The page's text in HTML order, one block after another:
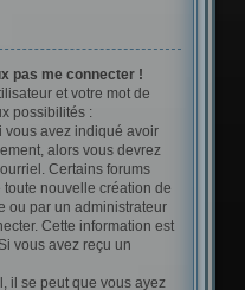
pas me connecter !
et votre mot de
possibilités :
vous avez indiqué avoir
alors vous devrez
Certains forums
nouvelle création de
ou par un administrateur
Cette information est
vous avez reçu un
il se peut que vous ayez